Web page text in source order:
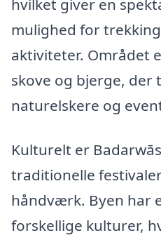
mulighed for
aktiviteter. Området
skove og bjerge,
naturelskere og
Kulturelt er
traditionelle
håndværk. Byen har
forskellige kulturer,